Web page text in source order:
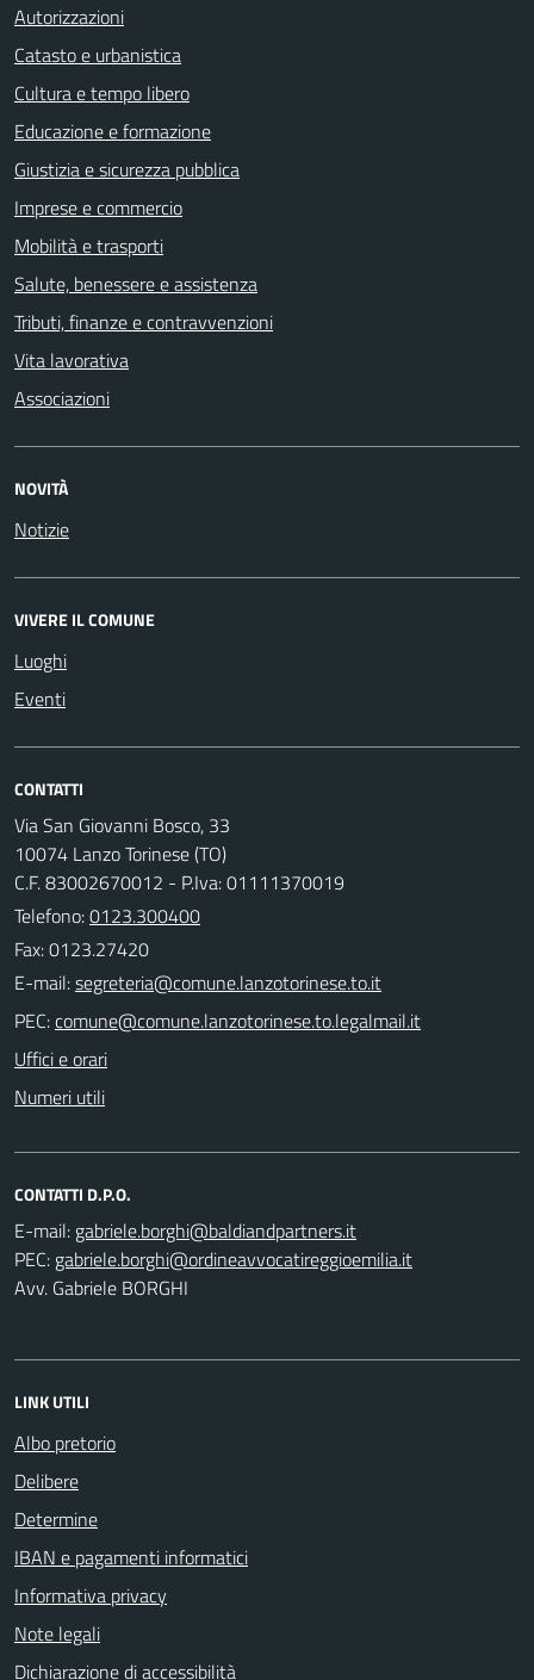
Autorizzazioni
Catasto e urbanistica
Cultura e tempo libero
Educazione e formazione
Giustizia e sicurezza pubblica
Imprese e commercio
Mobilità e trasporti
Salute, benessere e assistenza
Tributi, finanze e contravvenzioni
Vita lavorativa
Associazioni
NOVITÀ
Notizie
VIVERE IL COMUNE
Luoghi
Eventi
CONTATTI
Via San Giovanni Bosco, 33
10074 Lanzo Torinese (TO)
C.F. 83002670012 - P.Iva: 01111370019
Telefono:0123.300400
Fax: 0123.27420
E-mail:
PEC:
Uffici e orari
Numeri utili
CONTATTI D.P.O.
E-mail:
PEC:
Avv. Gabriele BORGHI
LINK UTILI
Albo pretorio
Delibere
Determine
IBAN e pagamenti informatici
Informativa privacy
Note legali
Dichiarazione di accessibilità